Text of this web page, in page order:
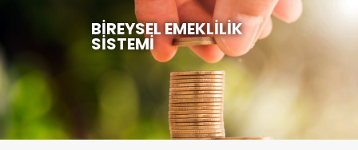
BIREYSEL EMEKLILIK
SISTEMI